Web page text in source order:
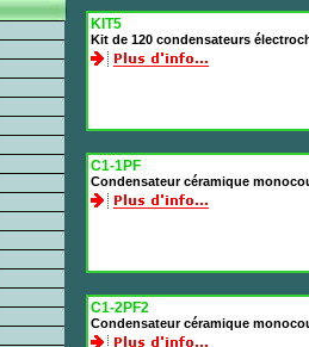
KIT5
Kit de 120 condensateurs
C1-1PF
Condensateur céramique
C1-2PF2
Condensateur céramique